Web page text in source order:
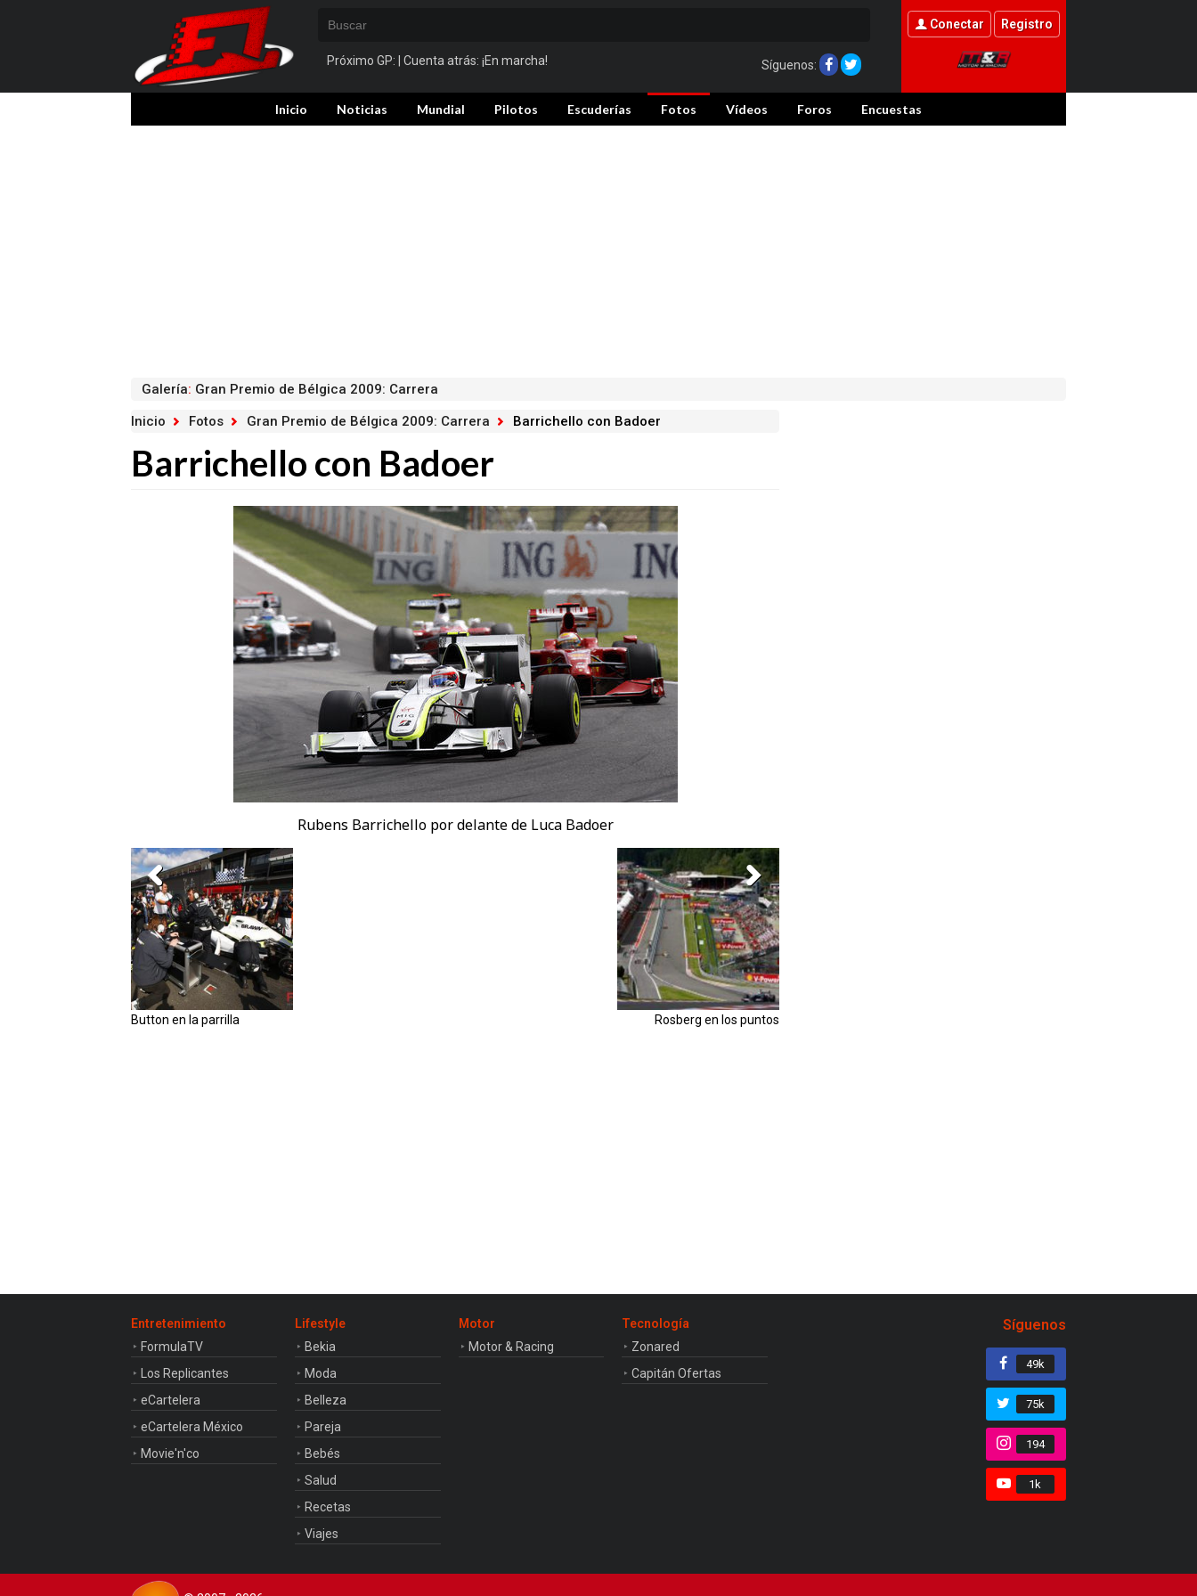
Próximo GP: | Cuenta atrás: ¡En marcha! Síguenos:
Conectar Registro
Inicio Noticias Mundial Pilotos Escuderías Fotos Vídeos Foros Encuestas
Galería: Gran Premio de Bélgica 2009: Carrera
Inicio
Fotos Gran Premio de Bélgica 2009: Carrera Barrichello con Badoer
Barrichello con Badoer
Rubens Barrichello por delante de Luca Badoer
Button en la parrilla Rosberg en los puntos
Entretenimiento
FormulaTV
Los Replicantes
eCartelera
eCartelera México
Movie'n'co
Lifestyle
Bekia
Moda
Belleza
Pareja
Bebés
Salud
Recetas
Viajes
Motor
Motor & Racing
Tecnología
Zonared
Capitán Ofertas
Síguenos
49k
75k
194
1k